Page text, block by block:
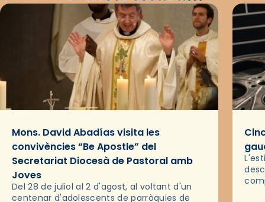
Mons. David Abadías visita les
convivències “Be Apostle” del
Secretariat Diocesà de Pastoral amb
Joves
Del 28 de juliol al 2 d'agost, al voltant d'un
centenar d'adolescents de parròquies de